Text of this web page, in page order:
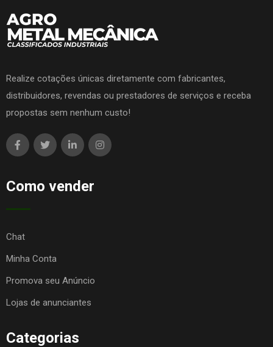
Realize cotações únicas diretamente com fabricantes,
distribuidores, revendas ou prestadores de serviços e receba
propostas sem nenhum custo!
Como vender
Chat
Minha Conta
Promova seu Anúncio
Lojas de anunciantes
Categorias